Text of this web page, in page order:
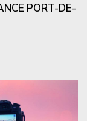
PORT-DE-